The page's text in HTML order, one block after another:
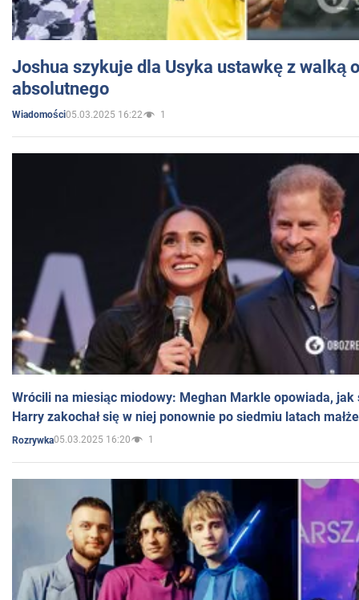
Joshua szykuje dla Usyka ustawkę z walką
absolutnego
Wiadomości05.03.2025 16:22 1
Wrócili na miesiąc miodowy: Meghan Markle opowiada, jak
Harry zakochał się w niej ponownie po siedmiu latach
Rozrywka05.03.2025 16:20 1